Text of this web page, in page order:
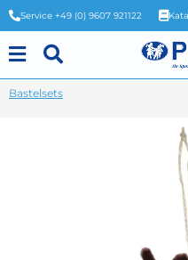
Service +49 (0) 9607 921122
Bastelsets